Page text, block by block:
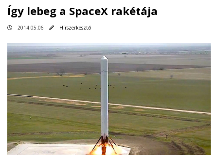
Így lebeg a SpaceX rakétája
2014.05.06 Hírszerkesztő